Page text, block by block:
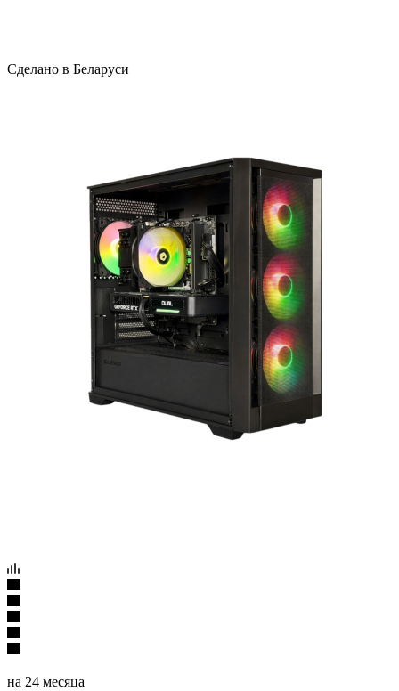
Сделано в Беларуси
на 24 месяца